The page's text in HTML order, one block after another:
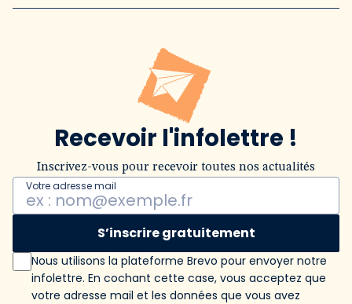
Recevoir l'infolettre !
Inscrivez-vous pour recevoir toutes nos actualités
Votre adresse mail
S’inscrire gratuitement
Nous utilisons la plateforme Brevo pour envoyer notre
infolettre. En cochant cette case, vous acceptez que
votre adresse mail et les données que vous avez